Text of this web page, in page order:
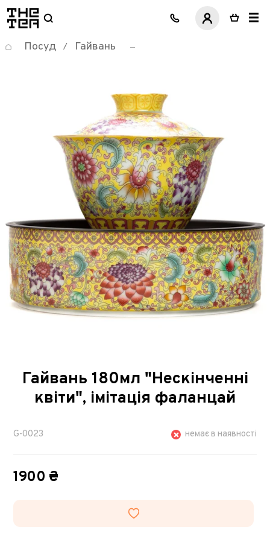
логотип
Посуд / Гайвань
Гайвань 180мл "Нескінченні
квіти", імітація фаланцай
G-0023 немає в наявності
1900 ₴